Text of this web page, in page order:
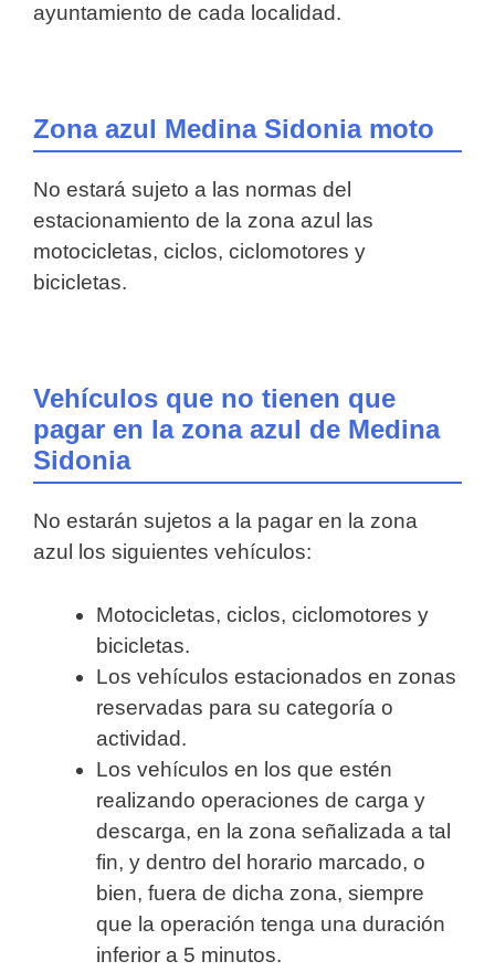
ayuntamiento de cada localidad.
Zona azul Medina Sidonia moto
No estará sujeto a las normas del
estacionamiento de la zona azul las
motocicletas, ciclos, ciclomotores y
bicicletas.
Vehículos que no tienen que
pagar en la zona azul de Medina
Sidonia
No estarán sujetos a la pagar en la zona
azul los siguientes vehículos:
Motocicletas, ciclos, ciclomotores y
bicicletas.
Los vehículos estacionados en zonas
reservadas para su categoría o
actividad.
Los vehículos en los que estén
realizando operaciones de carga y
descarga, en la zona señalizada a tal
fin, y dentro del horario marcado, o
bien, fuera de dicha zona, siempre
que la operación tenga una duración
inferior a 5 minutos.